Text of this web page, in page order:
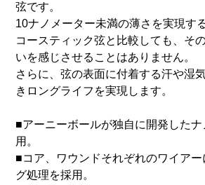
弦です。
10ナノメーター未満の薄さを実現す
コースティック弦と比較しても、そ
いを感じさせることはありません。
さらに、弦の表面に付着する汗や湿
きロングライフを実現します。
■アーニーボールが独自に開発した
用。
■コア、ワウンドそれぞれのワイア
グ処理を採用。